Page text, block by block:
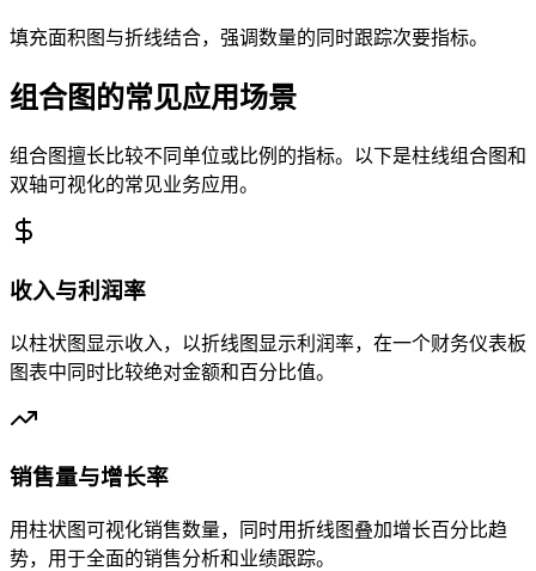
填充面积图与折线结合，强调数量的同时跟踪次要指标。
组合图的常见应用场景
组合图擅长比较不同单位或比例的指标。以下是柱线组合图和
双轴可视化的常见业务应用。
收入与利润率
以柱状图显示收入，以折线图显示利润率，在一个财务仪表板
图表中同时比较绝对金额和百分比值。
销售量与增长率
用柱状图可视化销售数量，同时用折线图叠加增长百分比趋
势，用于全面的销售分析和业绩跟踪。